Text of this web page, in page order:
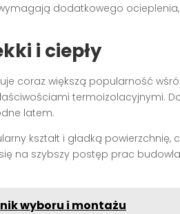
dodatkowego ocieplenia,
i ciepły
coraz większą popularność
termoizolacyjnymi.
latem.
kształt i gładką powierzchnię,
na szybszy postęp prac
wyboru i montażu